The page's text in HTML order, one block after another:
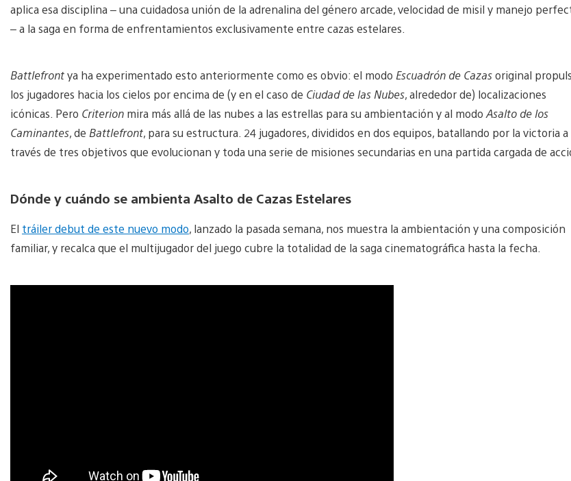
aplica esa disciplina – una cuidadosa unión de la adrenalina del género arcade, velocidad de misil y manejo
– a la saga en forma de enfrentamientos exclusivamente entre cazas estelares.
Battlefrontya ha experimentado esto anteriormente como es obvio: el modo Escuadrón de Cazasoriginal
los jugadores hacia los cielos por encima de (y en el caso de Ciudad de las Nubes, alrededor de) localizaciones
icónicas. Pero Criterion mira más allá de las nubes a las estrellas para su ambientación y al modo Asalto de los
Caminantes, de Battlefront, para su estructura. 24 jugadores, divididos en dos equipos, batallando por la victoria a
través de tres objetivos que evolucionan y toda una serie de misiones secundarias en una partida cargada de
Dónde y cuándo se ambienta Asalto de Cazas Estelares
El tráiler debut de este nuevo modo, lanzado la pasada semana, nos muestra la ambientación y una composición
familiar, y recalca que el multijugador del juego cubre la totalidad de la saga cinematográfica hasta la fecha.